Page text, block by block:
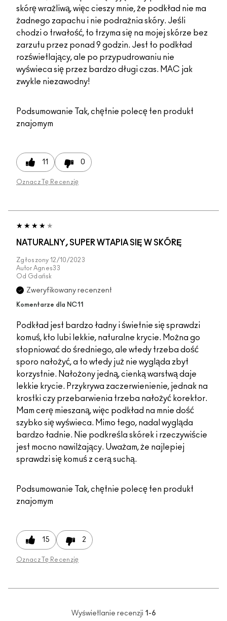
skórę wrażliwą, więc cieszy mnie, że podkład nie ma
żadnego zapachu i nie podrażnia skóry. Jeśli
chodzi o trwałość, to trzyma się na mojej skórze bez
zarzutu przez ponad 9 godzin. Jest to podkład
rozświetlający, ale po przypudrowaniu nie
wyświeca się przez bardzo długi czas. MAC jak
zwykle niezawodny!
Podsumowanie Tak, chętnie polecę ten produkt
znajomym
11 0
Oznacz Tę Recenzję
NATURALNY, SUPER WTAPIA SIĘ W SKÓRĘ
Zgłoszony 12/10/2023
Autor Agnes33
Od Gdańsk
Zweryfikowany recenzent
Komentarze dla NC11
Podkład jest bardzo ładny i świetnie się sprawdzi
komuś, kto lubi lekkie, naturalne krycie. Można go
stopniować do średniego, ale wtedy trzeba dość
sporo nałożyć, a to wtedy już nie wygląda zbyt
korzystnie. Nałożony jedną, cienką warstwą daje
lekkie krycie. Przykrywa zaczerwienienie, jednak na
krostki czy przebarwienia trzeba nałożyć korektor.
Mam cerę mieszaną, więc podkład na mnie dość
szybko się wyświeca. Mimo tego, nadal wygląda
bardzo ładnie. Nie podkreśla skórek i rzeczywiście
jest mocno nawilżający. Uważam, że najlepiej
sprawdzi się komuś z cerą suchą.
Podsumowanie Tak, chętnie polecę ten produkt
znajomym
15 2
Oznacz Tę Recenzję
Wyświetlanie recenzji 1-6